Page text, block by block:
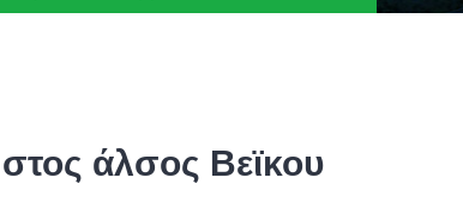
άλσος Βεϊκου